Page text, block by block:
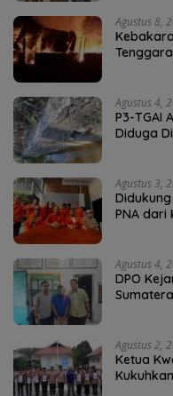
Agustus 8,
Agustus 4,
P3-TGAI
Diduga
Agustus 3,
PNA dari
Agustus 4,
DPO
Agustus 2,
Ketua